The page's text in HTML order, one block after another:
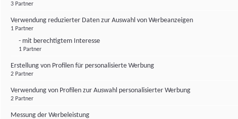
3 Partner
Verwendung reduzierter Daten zur Auswahl von Werbeanzeigen
1 Partner
- mit berechtigtem Interesse
1 Partner
Erstellung von Profilen für personalisierte Werbung
2 Partner
Verwendung von Profilen zur Auswahl personalisierter Werbung
2 Partner
Messung der Werbeleistung